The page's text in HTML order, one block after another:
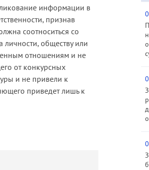
информации в
признав
соотноситься со
обществу или
отношениям и не
от конкурсных
и не привели к
приведет лишь к